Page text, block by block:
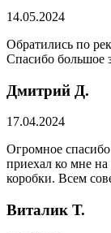
14.05.2024
Обратились по
Спасибо большое
Дмитрий Д.
17.04.2024
Огромное
приехал ко мне
коробки. Всем
Виталик Т.